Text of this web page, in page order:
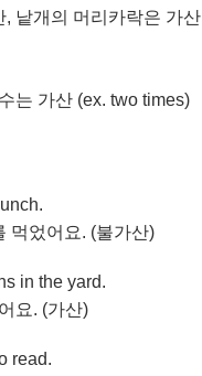
낱개의 머리카락은 가산
는 가산 (ex. two times)
먹었어요. (불가산)
in the yard.
요. (가산)
read.